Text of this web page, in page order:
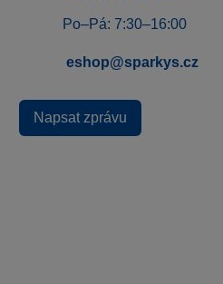
Po–Pá: 7:30–16:00
eshop@sparkys.cz
Napsat zprávu